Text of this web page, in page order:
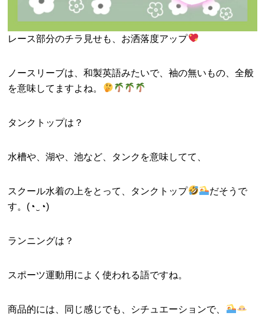
レース部分のチラ見せも、お洒落度アップ
ノースリーブは、和製英語みたいで、袖の無いもの、全般
を意味してますよね。
タンクトップは？
水槽や、湖や、池など、タンクを意味してて、
スクール水着の上をとって、タンクトップ
だそうで
す。(◔‿◔)
ランニングは？
スポーツ運動用によく使われる語ですね。
商品的には、同じ感じでも、シチュエーションで、